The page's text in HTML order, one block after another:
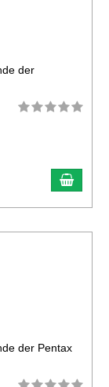
der
der Pentax